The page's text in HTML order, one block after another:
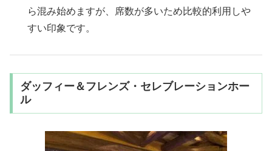
ら混み始めますが、席数が多いため比較的利用しや
すい印象です。
ダッフィー＆フレンズ・セレブレーションホー
ル